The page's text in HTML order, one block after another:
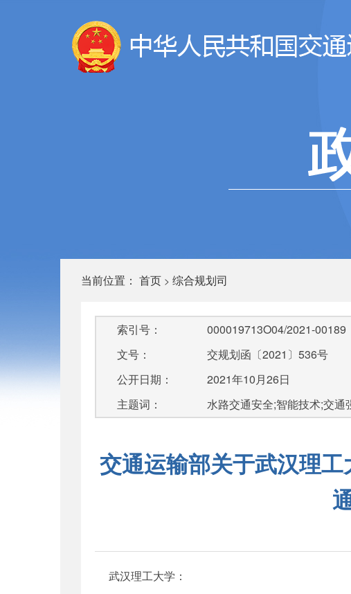
当前位置： 首页 > 综合规划司
索引号：
000019713O04/2021-00189
文号：
交规划函〔2021〕536号
公开日期：
2021年10月26日
主题词：
水路交通安全;智能技术;交通
交通运输部关于武汉理
武汉理工大学：